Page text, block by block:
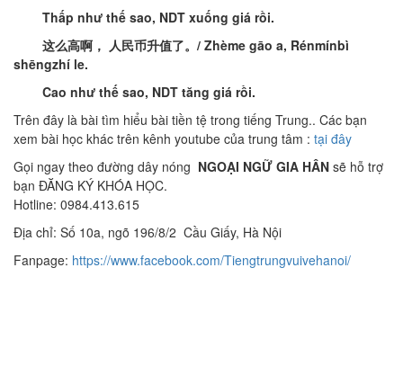
Thấp như thế sao, NDT xuống giá rồi.
这么高啊 ， 人民币升值了。 / Zhème gāo a, Rénmínbì
shēngzhí le.
Cao như thế sao, NDT tăng giá rồi.
Trên đây là bài tìm hiểu bài tiền tệ trong tiếng Trung.. Các bạn
xem bài học khác trên kênh youtube của trung tâm : tại đây
Gọi ngay theo đường dây nóng NGOẠI NGỮ GIA HÂN sẽ hỗ trợ
bạn ĐĂNG KÝ KHÓA HỌC.
Hotline: 0984.413.615
Địa chỉ: Số 10a, ngõ 196/8/2 Cầu Giấy, Hà Nội
Fanpage: https://www.facebook.com/Tiengtrungvuivehanoi/